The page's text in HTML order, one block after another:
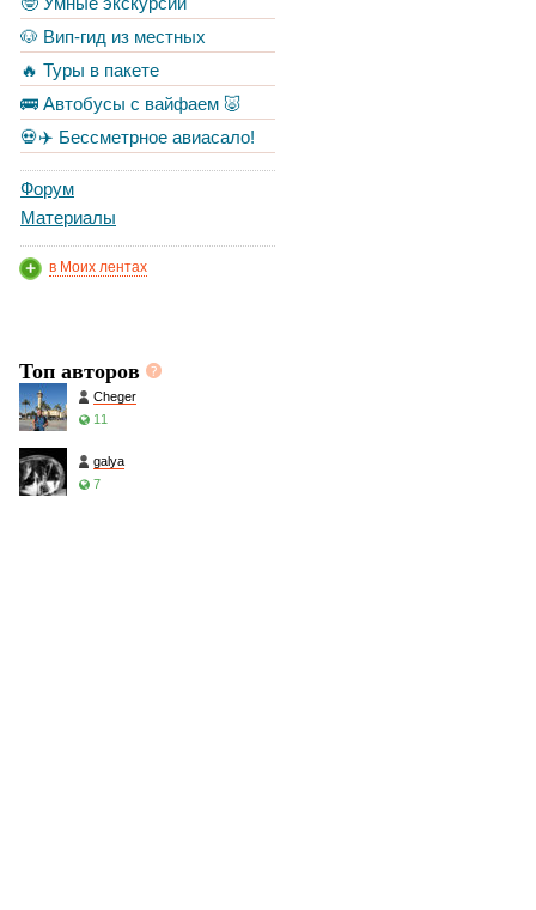
🐶 Вип-гид из местных
🔥 Туры в пакете
🚌 Автобусы с вайфаем 🐷
💀✈️ Бессметрное авиасало!
Форум
Материалы
в Моих лентах
Топ авторов
Cheger
11
galya
7